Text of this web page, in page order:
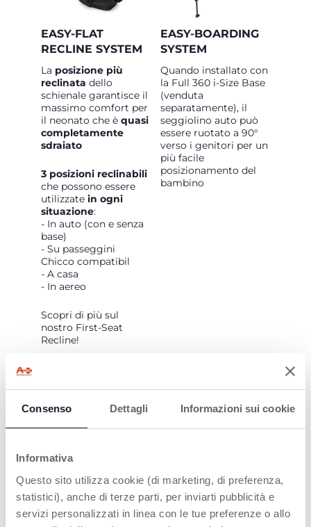
Consenso Dettagli Informazioni sui cookie
Informativa
Questo sito utilizza cookie (di marketing, di preferenza,
statistici), anche di terze parti, per inviarti pubblicità e
servizi personalizzati in linea con le tue preferenze o allo
EASY-FLAT
RECLINE SYSTEM
La posizione più
reclinata dello
schienale garantisce il
massimo comfort per
il neonato che è quasi
completamente
sdraiato
3 posizioni reclinabili
che possono essere
utilizzate in ogni
situazione:
- In auto (con e senza
base)
- Su passeggini
Chicco compatibil
- A casa
- In aereo
Scopri di più sul
nostro First-Seat
Recline!
EASY-BOARDING
SYSTEM
Quando installato con
la Full 360 i-Size Base
(venduta
separatamente), il
seggiolino auto può
essere ruotato a 90°
verso i genitori per un
più facile
posizionamento del
bambino
FLEX-
INSTALLATION
È possibile installare il
seggiolino auto in due
MORBIDA E
TRASPIRANTE
Poggiatesta e